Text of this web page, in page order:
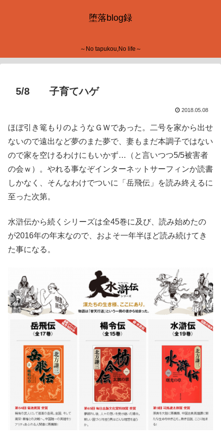
堕落blog録
～No tapukou,No life～
5/8 子育てハゲ
2018.05.08
ほぼ引き篭もりのようなＧＷであった。二号を家から出せ
ないので遠出など夢のまた夢で、妻もまだ本調子ではない
ので家を空けるわけにもいかず…（と言いつつ5/5被害者
の会ｗ）。やれる事なぞインターネットサーフィンか読書
しかなく、そんなわけでついに「岳飛伝」を読み終えるに
至った次第。
水滸伝から続くシリーズは全45巻に及び、読み始めたの
が2016年の年末なので、およそ一年半ほど読み続けてき
た事になる。